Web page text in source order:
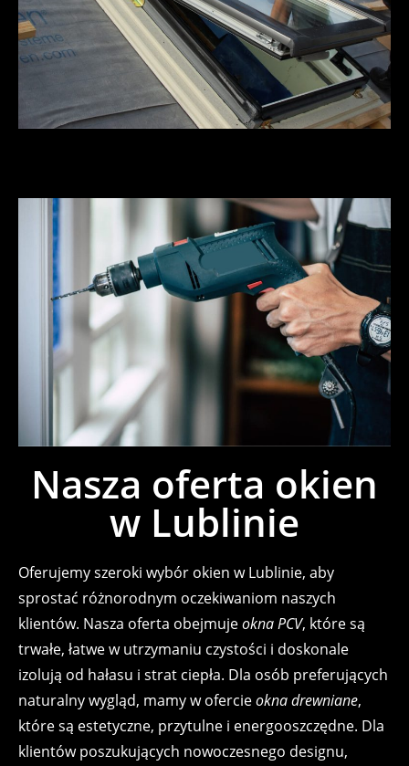
Nasza oferta okien
w Lublinie
Oferujemy szeroki wybór okien w Lublinie, aby
sprostać różnorodnym oczekiwaniom naszych
klientów. Nasza oferta obejmujeokna PCV, które są
trwałe, łatwe w utrzymaniu czystości i doskonale
izolują od hałasu i strat ciepła. Dla osób preferujących
naturalny wygląd, mamy w ofercieokna drewniane,
które są estetyczne, przytulne i energooszczędne. Dla
klientów poszukujących nowoczesnego designu,